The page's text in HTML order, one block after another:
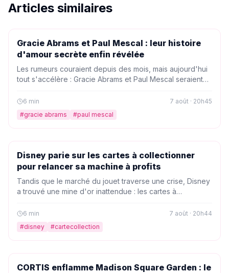
Articles similaires
PEOPLE
Gracie Abrams et Paul Mescal : leur histoire
d'amour secrète enfin révélée
Les rumeurs couraient depuis des mois, mais aujourd'hui
tout s'accélère : Gracie Abrams et Paul Mescal seraient
vibrer Hollywood et la planète pop.
6 min
7 août · 20h45
#gracie abrams #paul mescal
PEOPLE
Disney parie sur les cartes à collectionner
pour relancer sa machine à profits
Tandis que le marché du jouet traverse une crise, Disney
a trouvé une mine d'or inattendue : les cartes à
nostalgie en machine à cash, et les fans sont prêts à tout
pour mettre la main sur leurs personnages préférés.
6 min
7 août · 20h44
#disney #cartecollection
PEOPLE
CORTIS enflamme Madison Square Garden : le